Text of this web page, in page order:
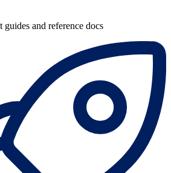
guides and reference docs